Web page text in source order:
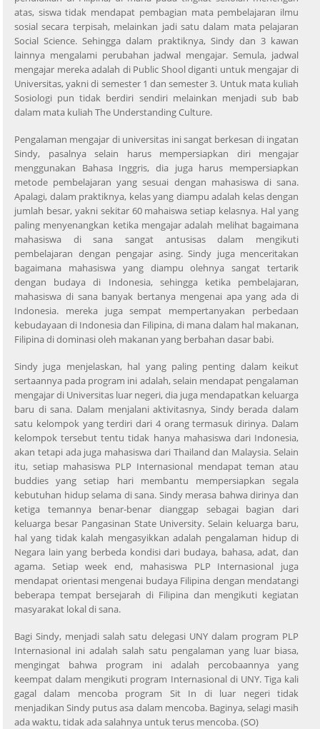
atas, siswa tidak mendapat pembagian mata pembelajaran ilmu
sosial secara terpisah, melainkan jadi satu dalam mata pelajaran
Social Science. Sehingga dalam praktiknya, Sindy dan 3 kawan
lainnya mengalami perubahan jadwal mengajar. Semula, jadwal
mengajar mereka adalah di Public Shool diganti untuk mengajar di
Universitas, yakni di semester 1 dan semester 3. Untuk mata kuliah
Sosiologi pun tidak berdiri sendiri melainkan menjadi sub bab
dalam mata kuliah The Understanding Culture.
Pengalaman mengajar di universitas ini sangat berkesan di ingatan
Sindy, pasalnya selain harus mempersiapkan diri mengajar
menggunakan Bahasa Inggris, dia juga harus mempersiapkan
metode pembelajaran yang sesuai dengan mahasiswa di sana.
Apalagi, dalam praktiknya, kelas yang diampu adalah kelas dengan
jumlah besar, yakni sekitar 60 mahaiswa setiap kelasnya. Hal yang
paling menyenangkan ketika mengajar adalah melihat bagaimana
mahasiswa di sana sangat antusisas dalam mengikuti
pembelajaran dengan pengajar asing. Sindy juga menceritakan
bagaimana mahasiswa yang diampu olehnya sangat tertarik
dengan budaya di Indonesia, sehingga ketika pembelajaran,
mahasiswa di sana banyak bertanya mengenai apa yang ada di
Indonesia. mereka juga sempat mempertanyakan perbedaan
kebudayaan di Indonesia dan Filipina, di mana dalam hal makanan,
Filipina di dominasi oleh makanan yang berbahan dasar babi.
Sindy juga menjelaskan, hal yang paling penting dalam keikut
sertaannya pada program ini adalah, selain mendapat pengalaman
mengajar di Universitas luar negeri, dia juga mendapatkan keluarga
baru di sana. Dalam menjalani aktivitasnya, Sindy berada dalam
satu kelompok yang terdiri dari 4 orang termasuk dirinya. Dalam
kelompok tersebut tentu tidak hanya mahasiswa dari Indonesia,
akan tetapi ada juga mahasiswa dari Thailand dan Malaysia. Selain
itu, setiap mahasiswa PLP Internasional mendapat teman atau
buddies yang setiap hari membantu mempersiapkan segala
kebutuhan hidup selama di sana. Sindy merasa bahwa dirinya dan
ketiga temannya benar-benar dianggap sebagai bagian dari
keluarga besar Pangasinan State University. Selain keluarga baru,
hal yang tidak kalah mengasyikkan adalah pengalaman hidup di
Negara lain yang berbeda kondisi dari budaya, bahasa, adat, dan
agama. Setiap week end, mahasiswa PLP Internasional juga
mendapat orientasi mengenai budaya Filipina dengan mendatangi
beberapa tempat bersejarah di Filipina dan mengikuti kegiatan
masyarakat lokal di sana.
Bagi Sindy, menjadi salah satu delegasi UNY dalam program PLP
Internasional ini adalah salah satu pengalaman yang luar biasa,
mengingat bahwa program ini adalah percobaannya yang
keempat dalam mengikuti program Internasional di UNY. Tiga kali
gagal dalam mencoba program Sit In di luar negeri tidak
menjadikan Sindy putus asa dalam mencoba. Baginya, selagi masih
ada waktu, tidak ada salahnya untuk terus mencoba. (SO)